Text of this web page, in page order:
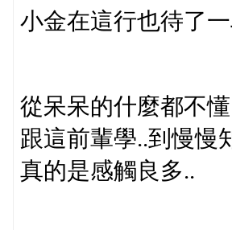
小金在這行也待了
從呆呆的什麼都不懂
跟這前輩學..到慢慢
真的是感觸良多..